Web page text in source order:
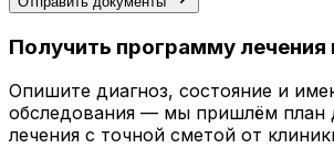
Получить программу лечения
Опишите диагноз, состояние и
обследования — мы пришлём план
лечения с точной сметой от